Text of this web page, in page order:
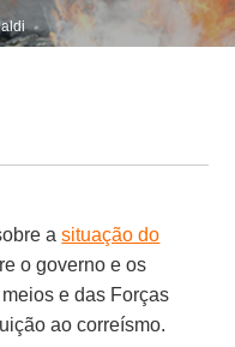
asituação do
o governo e os
e das Forças
ao correísmo.